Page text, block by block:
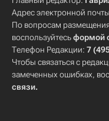
Адрес электронной
По вопросам
воспользуйтесьформой
Телефон Редакции: 7
Чтобы связаться с
замеченных ошибках,
связи.